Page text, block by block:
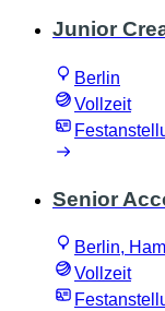
Junior
Berlin
Vollzeit
Senior
Berlin,
Vollzeit